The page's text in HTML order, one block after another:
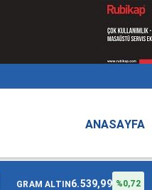
ANASAYFA
GRAM ALTIN6.539,99 %0,72